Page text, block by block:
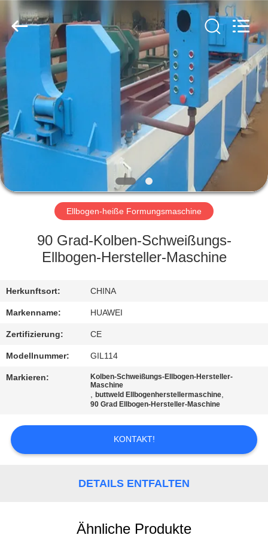
HAUS
PRODUKTE
VR
SHOW
ÜBER
FABRIK-
QUALITÄTSKONTROLLE
TRETEN
IN
VERBINDUNG
NACHRICHTEN
FORDERN
Rights
Reserved.
Developed
by
Ellbogen-heiße Formungsmaschine
90 Grad-Kolben-Schweißungs-
Ellbogen-Hersteller-Maschine
Herkunftsort: CHINA
Markenname: HUAWEI
Zertifizierung: CE
Modellnummer: GIL114
Markieren:
Kolben-Schweißungs-Ellbogen-Hersteller-
Maschine
,buttweld Ellbogenherstellermaschine,
90 Grad Ellbogen-Hersteller-Maschine
KONTAKT!
DETAILS ENTFALTEN
Ähnliche Produkte